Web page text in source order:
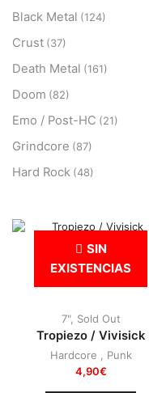
Black Metal (124)
Crust (37)
Death Metal (161)
Doom (82)
Emo / Post-HC (21)
Grindcore (87)
Hard Rock (48)
Heavy Metal(91)
(25)
Sludge (35)
(22)
Thrash Metal(110)
SIN
EXISTENCIAS
7", Sold Out
Tropiezo / Vivisick
Hardcore , Punk
4,90€